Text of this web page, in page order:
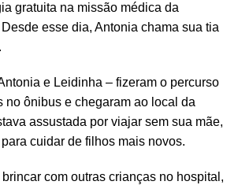
gratuita na missão médica da
esse dia, Antonia chama sua tia
e Leidinha – fizeram o percurso
no ônibus e chegaram ao local da
assustada por viajar sem sua mãe,
cuidar de filhos mais novos.
com outras crianças no hospital,